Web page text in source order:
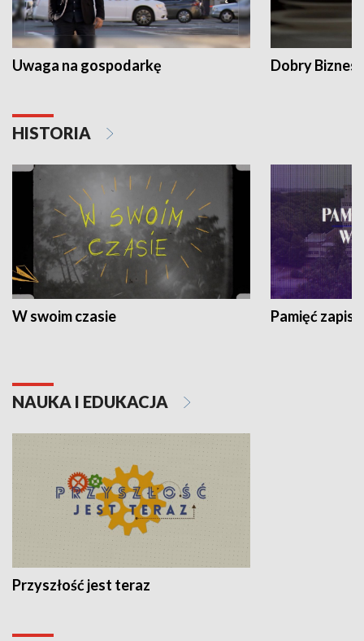
Uwaga na gospodarkę Dobry Biznes
HISTORIA
W swoim czasie Pamięć
NAUKA I EDUKACJA
Przyszłość jest teraz